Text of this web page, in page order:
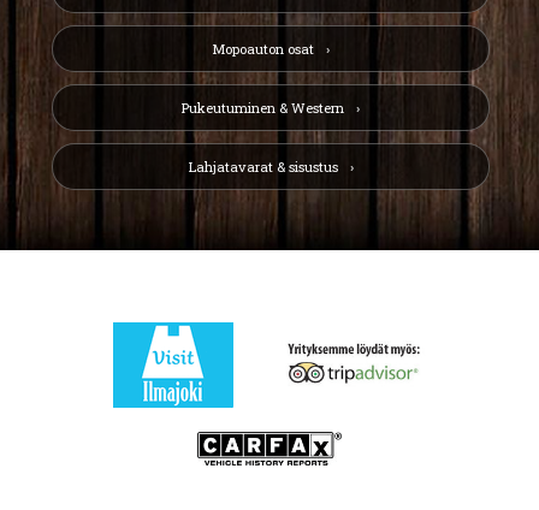
Mopoauton osat
Pukeutuminen & Western
Lahjatavarat & sisustus